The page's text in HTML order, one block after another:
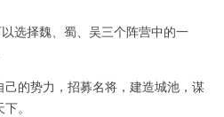
择魏、蜀、吴三个阵营中的一
的势力，招募名将，建造城池，谋
。